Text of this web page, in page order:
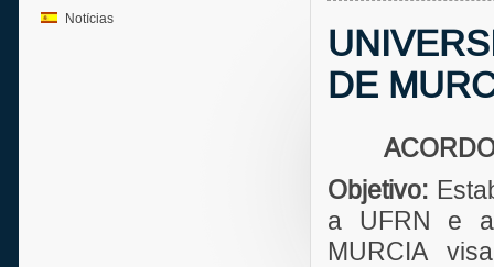
Notícias
DE
Objetivo:
a UFRN e a
MURCIA